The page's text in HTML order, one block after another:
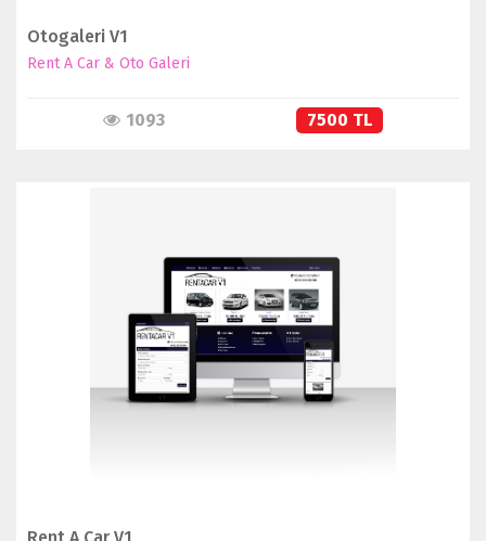
Otogaleri V1
Rent A Car & Oto Galeri
1093 7500 TL
İNCELE
SATIN AL